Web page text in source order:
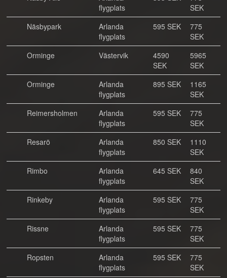
flygplats
SEK
Näsbypark
Arlanda
flygplats
595 SEK
775
SEK
Orminge
Västervik
4590
SEK
5965
SEK
Orminge
Arlanda
flygplats
895 SEK
1165
SEK
Reimersholmen
Arlanda
flygplats
595 SEK
775
SEK
Resarö
Arlanda
flygplats
850 SEK
1110
SEK
Rimbo
Arlanda
flygplats
645 SEK
840
SEK
Rinkeby
Arlanda
flygplats
595 SEK
775
SEK
Rissne
Arlanda
flygplats
595 SEK
775
SEK
Ropsten
Arlanda
flygplats
595 SEK
775
SEK